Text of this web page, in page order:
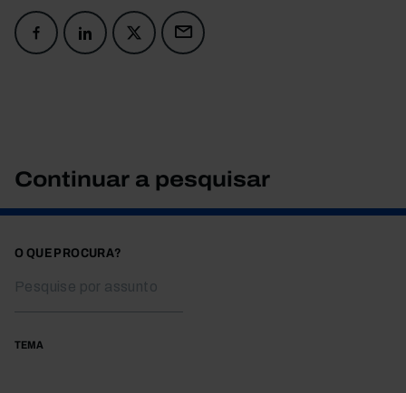
Continuar a pesquisar
O QUE PROCURA?
TEMA